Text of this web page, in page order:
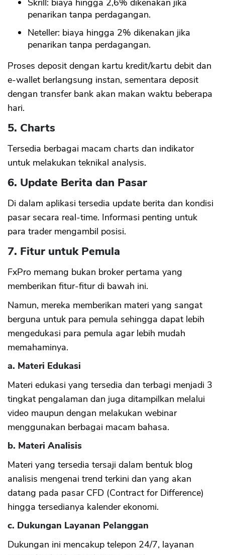
Skrill: biaya hingga 2,6% dikenakan jika
penarikan tanpa perdagangan.
Neteller: biaya hingga 2% dikenakan jika
penarikan tanpa perdagangan.
Proses deposit dengan kartu kredit/kartu debit dan
e-wallet berlangsung instan, sementara deposit
dengan transfer bank akan makan waktu beberapa
hari.
5. Charts
Tersedia berbagai macam charts dan indikator
untuk melakukan teknikal analysis.
6. Update Berita dan Pasar
Di dalam aplikasi tersedia update berita dan kondisi
pasar secara real-time. Informasi penting untuk
para trader mengambil posisi.
7. Fitur untuk Pemula
FxPro memang bukan broker pertama yang
memberikan fitur-fitur di bawah ini.
Namun, mereka memberikan materi yang sangat
berguna untuk para pemula sehingga dapat lebih
mengedukasi para pemula agar lebih mudah
memahaminya.
a. Materi Edukasi
Materi edukasi yang tersedia dan terbagi menjadi 3
tingkat pengalaman dan juga ditampilkan melalui
video maupun dengan melakukan webinar
menggunakan berbagai macam bahasa.
b. Materi Analisis
Materi yang tersedia tersaji dalam bentuk blog
analisis mengenai trend terkini dan yang akan
datang pada pasar CFD (Contract for Difference)
hingga tersedianya kalender ekonomi.
c. Dukungan Layanan Pelanggan
Dukungan ini mencakup telepon 24/7, layanan